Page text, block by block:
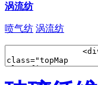
涡流纺
喷气纺 涡流纺